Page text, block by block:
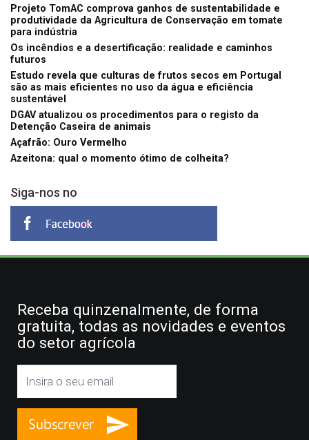
Projeto TomAC comprova ganhos de sustentabilidade e
produtividade da Agricultura de Conservação em tomate
para indústria
Os incêndios e a desertificação: realidade e caminhos
futuros
Estudo revela que culturas de frutos secos em Portugal
são as mais eficientes no uso da água e eficiência
sustentável
DGAV atualizou os procedimentos para o registo da
Detenção Caseira de animais
Açafrão: Ouro Vermelho
Azeitona: qual o momento ótimo de colheita?
Siga-nos no
Receba quinzenalmente, de forma
gratuita, todas as novidades e eventos
do setor agrícola